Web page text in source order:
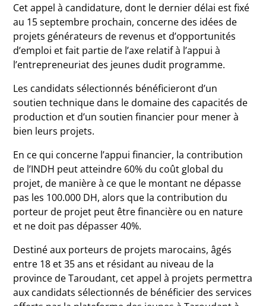
Cet appel à candidature, dont le dernier délai est fixé
au 15 septembre prochain, concerne des idées de
projets générateurs de revenus et d’opportunités
d’emploi et fait partie de l’axe relatif à l’appui à
l’entrepreneuriat des jeunes dudit programme.
Les candidats sélectionnés bénéficieront d’un
soutien technique dans le domaine des capacités de
production et d’un soutien financier pour mener à
bien leurs projets.
En ce qui concerne l’appui financier, la contribution
de l’INDH peut atteindre 60% du coût global du
projet, de manière à ce que le montant ne dépasse
pas les 100.000 DH, alors que la contribution du
porteur de projet peut être financière ou en nature
et ne doit pas dépasser 40%.
Destiné aux porteurs de projets marocains, âgés
entre 18 et 35 ans et résidant au niveau de la
province de Taroudant, cet appel à projets permettra
aux candidats sélectionnés de bénéficier des services